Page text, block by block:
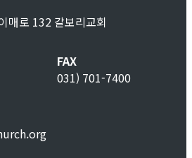
매로 132 갈보리교회
FAX
031) 701-7400